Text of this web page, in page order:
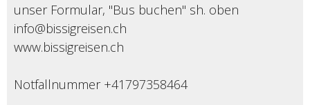
unser Formular, "Bus buchen" sh. oben
info@bissigreisen.ch
www.bissigreisen.ch
Notfallnummer +41797358464